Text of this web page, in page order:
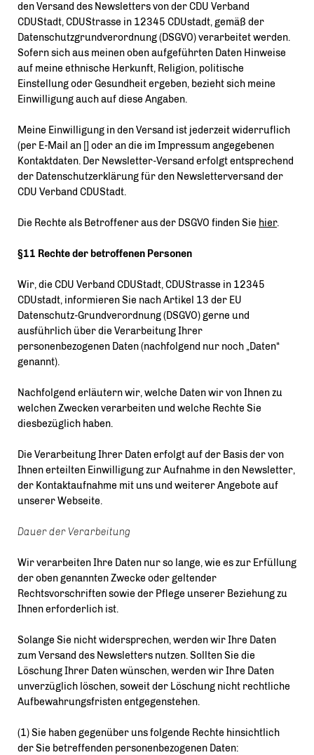
den Versand des Newsletters von der CDU Verband
CDUStadt, CDUStrasse in 12345 CDUstadt, gemäß der
Datenschutzgrundverordnung (DSGVO) verarbeitet werden.
Sofern sich aus meinen oben aufgeführten Daten Hinweise
auf meine ethnische Herkunft, Religion, politische
Einstellung oder Gesundheit ergeben, bezieht sich meine
Einwilligung auch auf diese Angaben.
Meine Einwilligung in den Versand ist jederzeit widerruflich
(per E-Mail an [] oder an die im Impressum angegebenen
Kontaktdaten. Der Newsletter-Versand erfolgt entsprechend
der Datenschutzerklärung für den Newsletterversand der
CDU Verband CDUStadt.
Die Rechte als Betroffener aus der DSGVO finden Sie hier.
§11 Rechte der betroffenen Personen
Wir, die CDU Verband CDUStadt, CDUStrasse in 12345
CDUstadt, informieren Sie nach Artikel 13 der EU
Datenschutz-Grundverordnung (DSGVO) gerne und
ausführlich über die Verarbeitung Ihrer
personenbezogenen Daten (nachfolgend nur noch „Daten“
genannt).
Nachfolgend erläutern wir, welche Daten wir von Ihnen zu
welchen Zwecken verarbeiten und welche Rechte Sie
diesbezüglich haben.
Die Verarbeitung Ihrer Daten erfolgt auf der Basis der von
Ihnen erteilten Einwilligung zur Aufnahme in den Newsletter,
der Kontaktaufnahme mit uns und weiterer Angebote auf
unserer Webseite.
Dauer der Verarbeitung
Wir verarbeiten Ihre Daten nur so lange, wie es zur Erfüllung
der oben genannten Zwecke oder geltender
Rechtsvorschriften sowie der Pflege unserer Beziehung zu
Ihnen erforderlich ist.
Solange Sie nicht widersprechen, werden wir Ihre Daten
zum Versand des Newsletters nutzen. Sollten Sie die
Löschung Ihrer Daten wünschen, werden wir Ihre Daten
unverzüglich löschen, soweit der Löschung nicht rechtliche
Aufbewahrungsfristen entgegenstehen.
(1) Sie haben gegenüber uns folgende Rechte hinsichtlich
der Sie betreffenden personenbezogenen Daten: